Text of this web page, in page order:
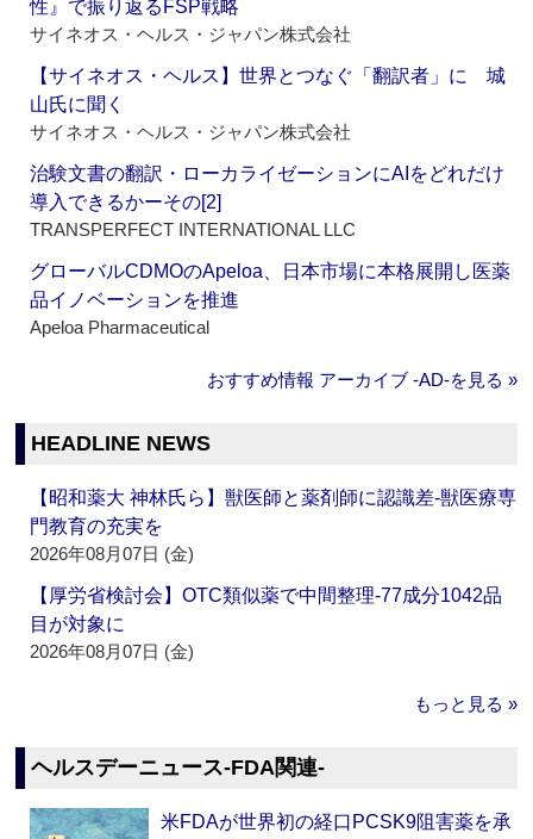
性』で振り返るFSP戦略
サイネオス・ヘルス・ジャパン株式会社
【サイネオス・ヘルス】世界とつなぐ「翻訳者」に 城
山氏に聞く
サイネオス・ヘルス・ジャパン株式会社
治験文書の翻訳・ローカライゼーションにAIをどれだけ
導入できるかーその[2]
TRANSPERFECT INTERNATIONAL LLC
グローバルCDMOのApeloa、日本市場に本格展開し医薬
品イノベーションを推進
Apeloa Pharmaceutical
おすすめ情報 アーカイブ ‐AD‐を見る »
HEADLINE NEWS
【昭和薬大 神林氏ら】獣医師と薬剤師に認識差‐獣医療専
門教育の充実を
2026年08月07日 (金)
【厚労省検討会】OTC類似薬で中間整理‐77成分1042品
目が対象に
2026年08月07日 (金)
もっと見る »
ヘルスデーニュース‐FDA関連‐
米FDAが世界初の経口PCSK9阻害薬を承